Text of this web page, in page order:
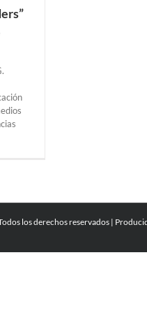
los derechos reservados |